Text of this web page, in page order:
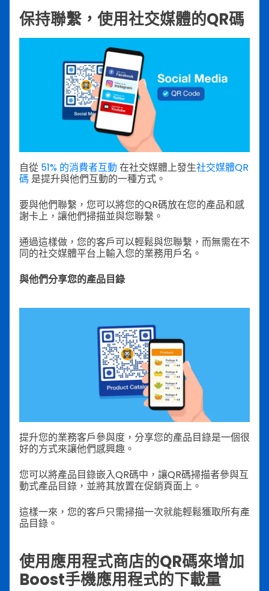
保持聯繫，使用社交媒體的QR碼
自從 51% 的消費者互動 在社交媒體上發生社交媒體QR
碼 是提升與他們互動的一種方式。
要與他們聯繫，您可以將您的QR碼放在您的產品和感
謝卡上，讓他們掃描並與您聯繫。
通過這樣做，您的客戶可以輕鬆與您聯繫，而無需在不
同的社交媒體平台上輸入您的業務用戶名。
與他們分享您的產品目錄
提升您的業務客戶參與度，分享您的產品目錄是一個很
好的方式來讓他們感興趣。
您可以將產品目錄嵌入QR碼中，讓QR碼掃描者參與互
動式產品目錄，並將其放置在促銷頁面上。
這樣一來，您的客戶只需掃描一次就能輕鬆獲取所有產
品目錄。
使用應用程式商店的QR碼來增加
Boost手機應用程式的下載量